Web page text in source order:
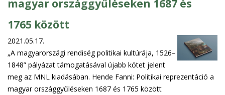
magyar országgyűléseken 1687 és
1765 között
2021.05.17.
„A magyarországi rendiség politikai kultúrája, 1526–
1848” pályázat támogatásával újabb kötet jelent
meg az MNL kiadásában. Hende Fanni: Politikai reprezentáció a
magyar országgyűléseken 1687 és 1765 között